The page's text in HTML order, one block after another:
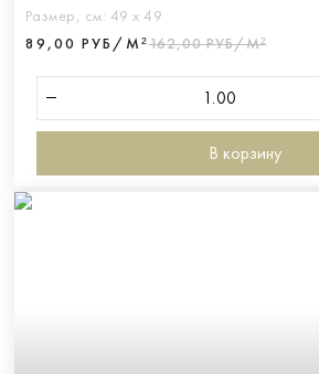
Размер, см: 49 х 49
89,00 РУБ/М²162,00 РУБ/М²
В корзину